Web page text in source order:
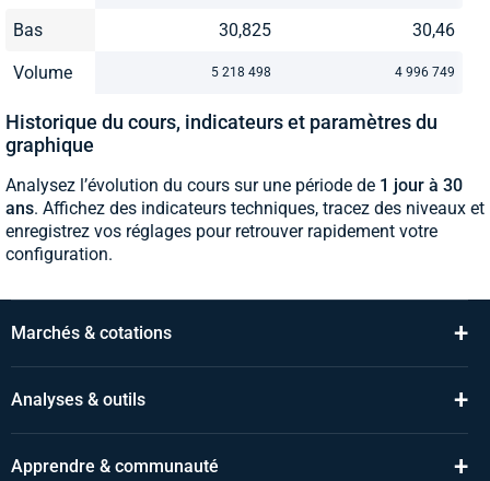
Bas 30,825 30,46
Volume 5 218 498 4 996 749
Historique du cours, indicateurs et paramètres du
graphique
Analysez l’évolution du cours sur une période de 1 jour à 30
ans. Affichez des indicateurs techniques, tracez des niveaux et
enregistrez vos réglages pour retrouver rapidement votre
configuration.
Marchés & cotations +
Analyses & outils +
Apprendre & communauté +